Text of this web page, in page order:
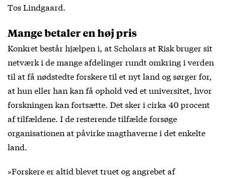
Tos Lindgaard.
Mange betaler en høj pris
Konkret består hjælpen i, at Scholars at Risk bruger sit
netværk i de mange afdelinger rundt omkring i verden
til at få nødstedte forskere til et nyt land og sørger for,
at hun eller han kan få ophold ved et universitet, hvor
forskningen kan fortsætte. Det sker i cirka 40 procent
af tilfældene. I de resterende tilfælde forsøge
organisationen at påvirke magthaverne i det enkelte
land.
»Forskere er altid blevet truet og angrebet af